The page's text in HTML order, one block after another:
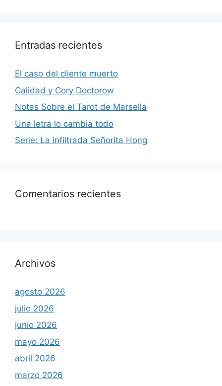
Entradas recientes
El caso del cliente muerto
Calidad y Cory Doctorow
Notas Sobre el Tarot de Marsella
Una letra lo cambia todo
Serie: La infiltrada Señorita Hong
Comentarios recientes
Archivos
agosto 2026
julio 2026
junio 2026
mayo 2026
abril 2026
marzo 2026